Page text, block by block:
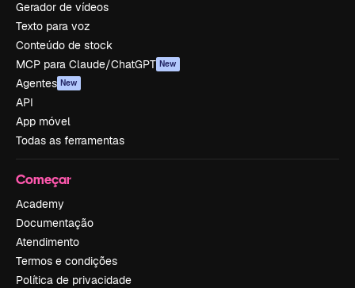
Gerador de vídeos
Texto para voz
Conteúdo de stock
MCP para Claude/ChatGPT New
Agentes New
API
App móvel
Todas as ferramentas
Começar
Academy
Documentação
Atendimento
Termos e condições
Política de privacidade